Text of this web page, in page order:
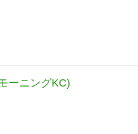
ーニングKC)